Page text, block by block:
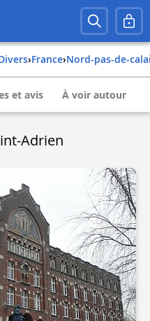
Divers› france› nord-pas-de-
et avis À voir autour
Adrien